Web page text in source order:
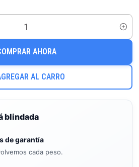
AL CARRO
AHORA
blindada
de garantía
cada peso.